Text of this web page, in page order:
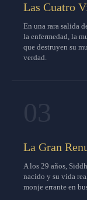
Las Cuatro
En una rara salida
la enfermedad, la
que destruyen su
verdad.
La Gran
A los 29 años,
nacido y su vida
monje errante en